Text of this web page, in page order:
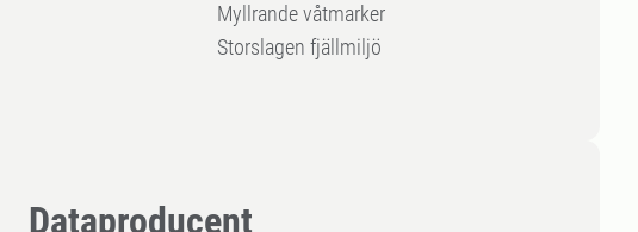
Myllrande våtmarker
Storslagen fjällmiljö
Dataproducent